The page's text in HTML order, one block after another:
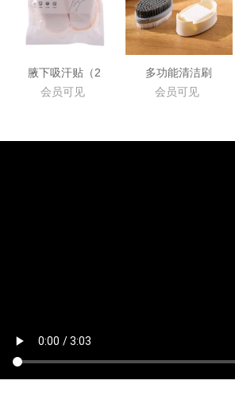
腋下吸汗贴（2
会员可见
多功能清洁刷
会员可见